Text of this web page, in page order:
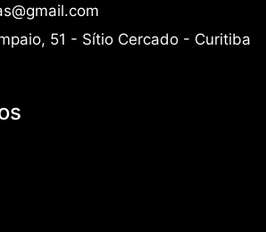
51 - Sítio Cercado - Curitiba